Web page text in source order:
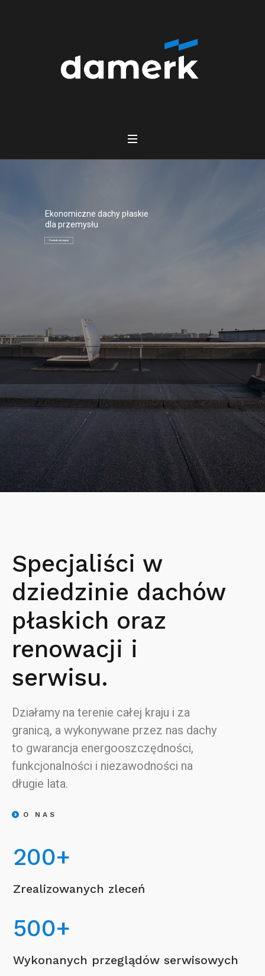
Ekonomiczne dachy płaskie
dla przemysłu
Dowiedz się więcej
Specjaliści w
dziedzinie dachów
płaskich oraz
renowacji i
serwisu.
Działamy na terenie całej kraju i za
granicą, a wykonywane przez nas dachy
to gwarancja energooszczędności,
funkcjonalności i niezawodności na
długie lata.
O NAS
200+
Zrealizowanych zleceń
500+
Wykonanych przeglądów serwisowych